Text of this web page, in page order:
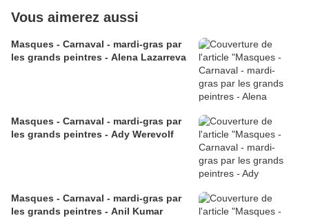
Vous aimerez aussi
Masques - Carnaval - mardi-gras par
les grands peintres - Alena Lazarreva
Masques - Carnaval - mardi-gras par
les grands peintres - Ady Werevolf
Masques - Carnaval - mardi-gras par
les grands peintres - Anil Kumar